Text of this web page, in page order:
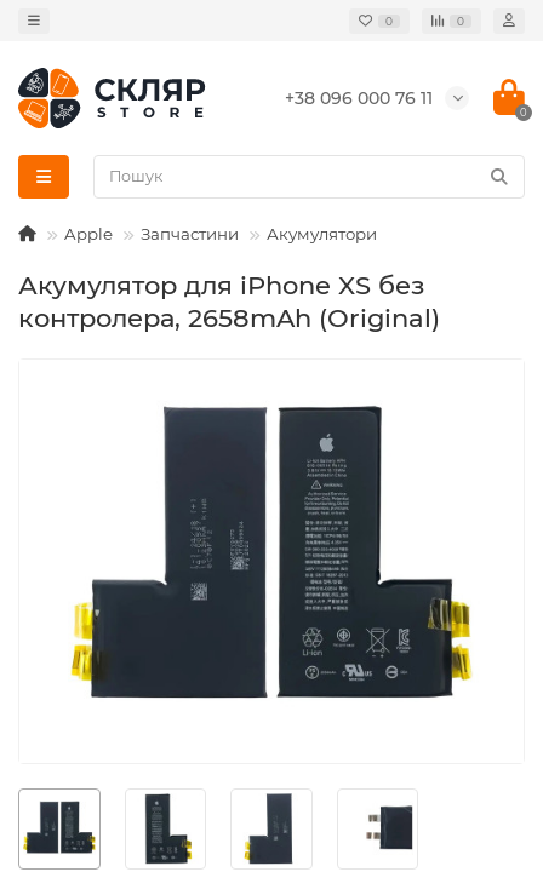
0 0
+38 096 000 76 11
0
Apple Запчастини Акумулятори
Акумулятор для iPhone XS без
контролера, 2658mAh (Original)